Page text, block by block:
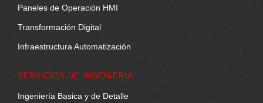
Paneles de Operación HMI
Transformación Digital
Infraestructura Automatización
SERVICIOS DE INGENIERÍA
Ingeniería Basica y de Detalle